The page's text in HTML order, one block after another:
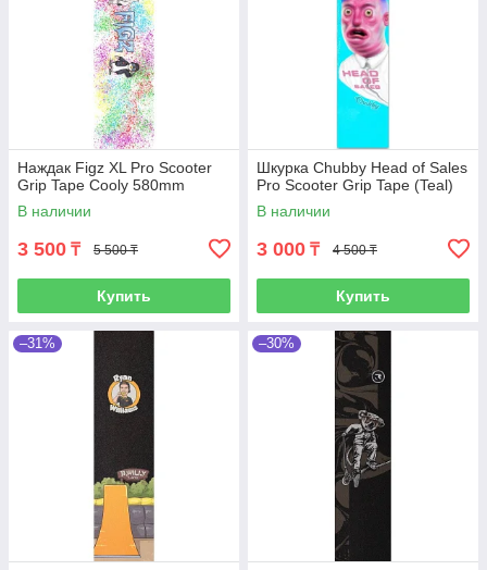
Наждак Figz XL Pro Scooter
Grip Tape Cooly 580mm
В наличии
3 500 ₸ 5 500 ₸
Купить
Шкурка Chubby Head of Sales
Pro Scooter Grip Tape (Teal)
В наличии
3 000 ₸ 4 500 ₸
Купить
–31% –30%